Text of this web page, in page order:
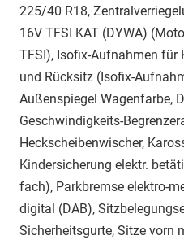
225/40 R18,
16V TFSI KAT (DYWA)
TFSI), Isofix-Aufnahmen für
und Rücksitz (Isofix-
Außenspiegel Wagenfarbe,
Geschwindigkeits-
Heckscheibenwischer,
Kindersicherung elektr.
fach), Parkbremse elektro-
digital (DAB),
Sicherheitsgurte, Sitze vorn